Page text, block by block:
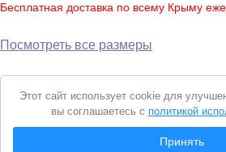
Бесплатная доставка по всему Крыму
Посмотреть все размеры
Вся представленная на сайте информация
Уведомление
cookie
Этот сайт использует cookie для
вы соглашаетесь с политикой
Принять